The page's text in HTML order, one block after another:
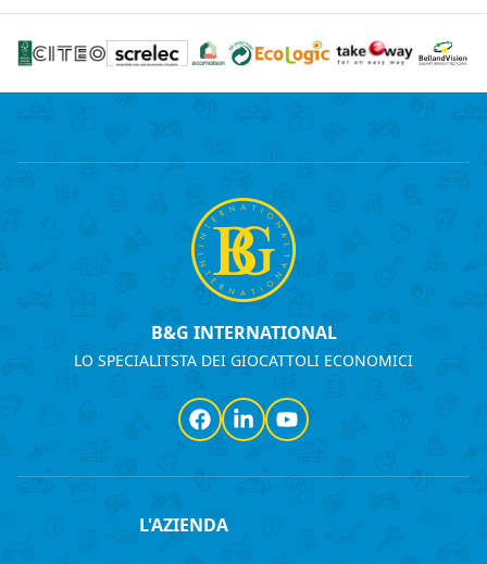
B&G INTERNATIONAL
LO SPECIALITSTA DEI GIOCATTOLI ECONOMICI
Facebook
LinkedInYouTube
L'AZIENDA